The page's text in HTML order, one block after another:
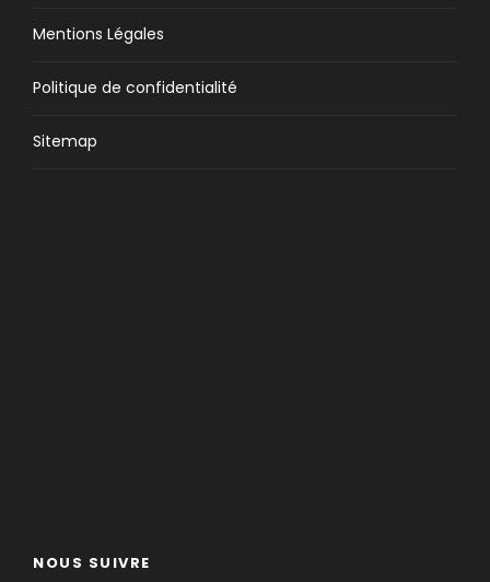
Mentions Légales
Politique de confidentialité
Sitemap
NOUS SUIVRE